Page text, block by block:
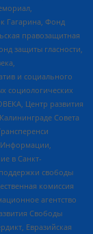
Гагарина, Фонд
правозащитная
защиты гласности,
и социального
социологических
Центр развития
Совета
в Санкт-
свободы
комиссия
агентство
Свободы
Евразийская